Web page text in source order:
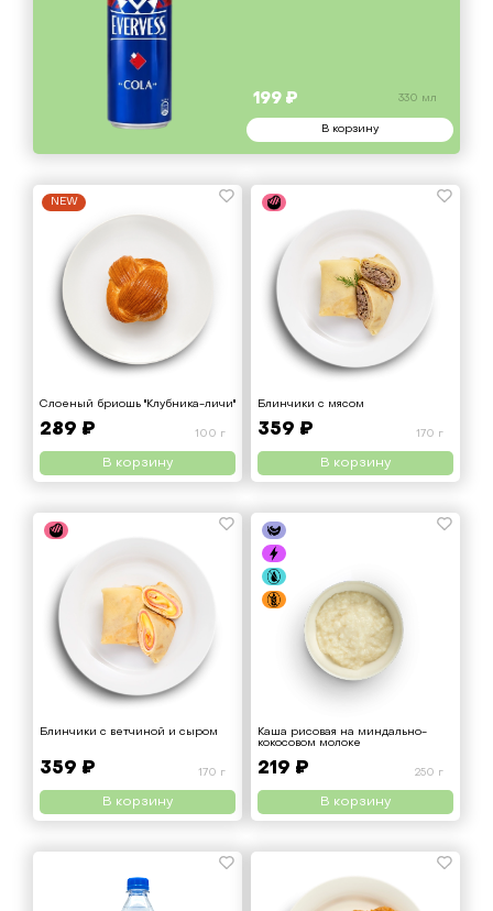
Слоеный бриошь "Клубника-личи"
289 ₽ 100 г
В корзину
NEW
Блинчики с мясом
359 ₽ 170 г
В корзину
Блинчики с ветчиной и сыром
359 ₽ 170 г
В корзину
Каша рисовая на миндально-
кокосовом молоке
219 ₽ 250 г
В корзину
199 ₽ 330 мл
В корзину